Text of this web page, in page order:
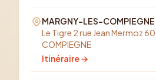
MARGNY-LES-COMPIEGNE
Le Tigre 2 rue Jean Mermoz
COMPIEGNE
Itinéraire →